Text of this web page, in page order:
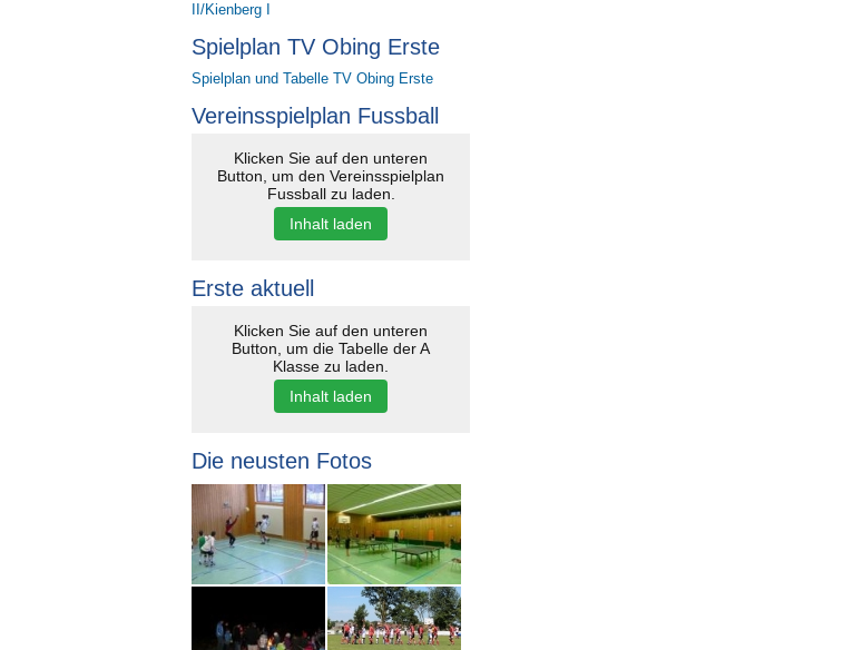
II/Kienberg I
Spielplan TV Obing Erste
Spielplan und Tabelle TV Obing Erste
Vereinsspielplan Fussball
Klicken Sie auf den unteren
Button, um den Vereinsspielplan
Fussball zu laden.
Inhalt laden
Erste aktuell
Klicken Sie auf den unteren
Button, um die Tabelle der A
Klasse zu laden.
Inhalt laden
Die neusten Fotos